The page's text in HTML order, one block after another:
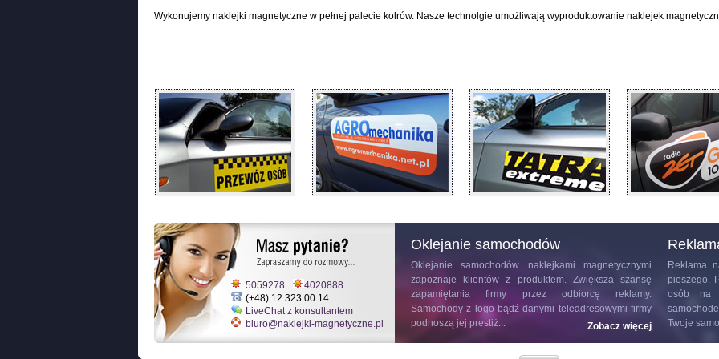
Wykonujemy naklejki magnetyczne w pełnej palecie kolrów. Nasze technolgie umożliwają wyproduktowanie naklejek
5059278
4020888
(+48) 12 323 00 14
LiveChat z konsultantem
biuro@naklejki-magnetyczne.pl
Oklejanie samochodów
Oklejanie samochodów naklejkami magnetycznymi
zapoznaje klientów z produktem. Zwiększa szansę
zapamiętania firmy przez odbiorcę reklamy.
Samochody z logo bądź danymi teleadresowymi firmy
podnoszą jej prestiż...
Zobacz więcej
Reklama
pieszego.
osób na
Twoje